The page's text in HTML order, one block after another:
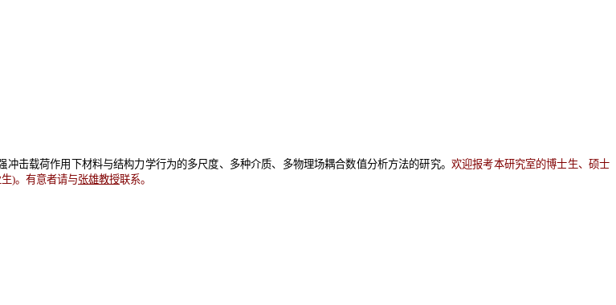
击载荷作用下材料与结构力学行为的多尺度、多种介质、多物理场耦合数值分析方法的研究。 欢迎报考本研究室的博士生、硕士
)。有意者请与张雄教授联系。